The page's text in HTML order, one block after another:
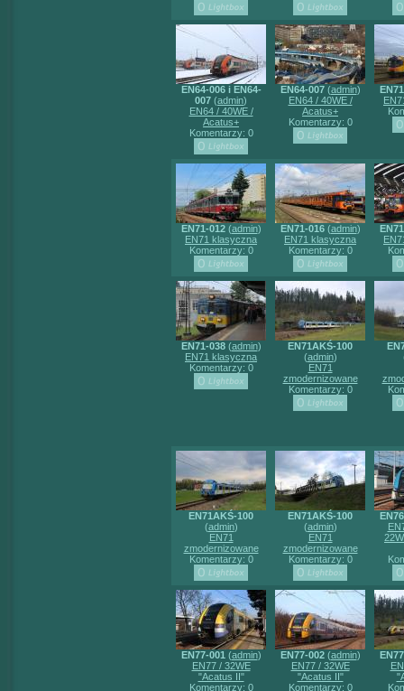
EN64-006 i EN64-
007 (admin)
EN64 / 40WE /
Acatus+
Komentarzy: 0
EN64-007(admin)
EN64 / 40WE /
Acatus+
Komentarzy: 0
EN71-012(admin)
EN71 klasyczna
Komentarzy: 0
EN71-016(admin)
EN71 klasyczna
Komentarzy: 0
EN71-038(admin)
EN71 klasyczna
Komentarzy: 0
EN71AKŚ-100
(admin)
EN71
zmodernizowane
Komentarzy: 0
EN71AKŚ-100
(admin)
EN71
zmodernizowane
Komentarzy: 0
EN71AKŚ-100
(admin)
EN71
zmodernizowane
Komentarzy: 0
EN77-001 (admin)
EN77 / 32WE
"Acatus II"
Komentarzy: 0
EN77-002(admin)
EN77 / 32WE
"Acatus II"
Komentarzy: 0